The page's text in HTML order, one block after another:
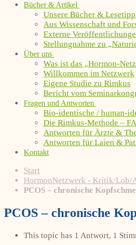
Bücher & Artikel
Unsere Bücher &
Aus Wissenschaft und
Externe
Stellungnahme zu
Über uns
Was ist das „Hormon-
Willkommen im Netzwerk
Eigene Studie zu Rimkus
Bericht vom
Fragen und Antworten
Bio-identische / human-
Die Rimkus-Methode –
Antworten für Ärzte &
Antworten für Laien &
Kontakt
Start
HormonNetzwerk - Kritik/Lob/
PCOS – chronische
PCOS – chronische
This topic has 1 Antwort, 1